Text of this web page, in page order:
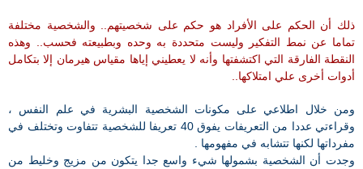
ذلك أن الحكم على الأفراد هو حكم على شخصيتهم.. والشخصية مختلفة
تماما عن نمط التفكير وليست متحددة به وحده وبطبيعته فحسب.. وهذه
النقطة الفارقة التي اكتشفتها وأنه لا يعطيني إياها مقياس هيرمان إلا بتكامل
أدوات أخرى علي امتلاكها..
ومن خلال اطلاعي على مكونات الشخصية البشرية في علم النفس ،
وقراءتي عددا من التعريفات يفوق 40 تعريفا للشخصية تتفاوت وتختلف في
مفرداتها لكنها تتشابه في مفهومها .
وجدت أن الشخصية بشمولها شيء واسع جدا يتكون من مزيج وخليط من